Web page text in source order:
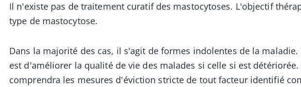
Il n'existe pas de traitement curatif des mastocytoses. L'objectif
type de mastocytose.
Dans la majorité des cas, il s'agit de formes indolentes de la
est d'améliorer la qualité de vie des malades si celle si est
comprendra les mesures d'éviction stricte de tout facteur identifié